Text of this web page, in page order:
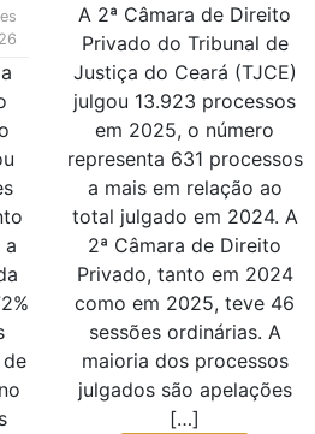
a
A 2ª Câmara de Direito
Privado do Tribunal de
Justiça do Ceará (TJCE)
julgou 13.923 processos
em 2025, o número
representa 631 processos
a mais em relação ao
total julgado em 2024. A
2ª Câmara de Direito
Privado, tanto em 2024
como em 2025, teve 46
sessões ordinárias. A
maioria dos processos
julgados são apelações
[…]